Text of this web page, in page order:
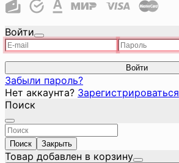
Войти
Войти
Забыли пароль?
Нет аккаунта? Зарегистрироваться
Поиск
Поиск Закрыть
Товар добавлен в корзину